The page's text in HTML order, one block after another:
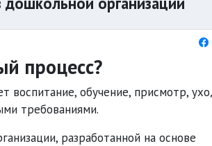
процесс?
воспитание, обучение, присмотр,
требованиями.
разработанной на основе